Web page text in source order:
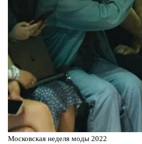
Московская неделя моды 2022